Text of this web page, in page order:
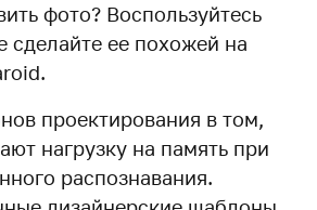
фото? Воспользуйтесь
сделайте ее похожей на
проектирования в том,
нагрузку на память при
распознавания.